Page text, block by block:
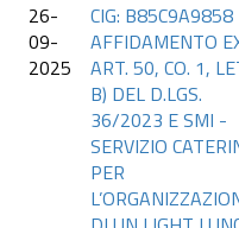
26-
09-
2025
CIG:
AFFIDAMENTO
ART. 50, CO. 1,
B) DEL D.LGS.
36/2023 E SMI -
SERVIZIO
PER